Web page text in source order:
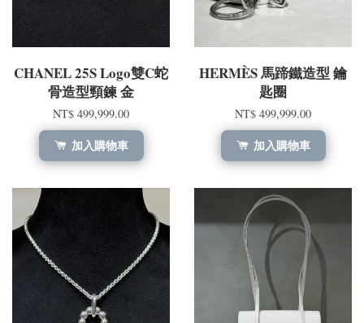
CHANEL 25S Logo雙C蛇
骨造型頸鍊 金
NT$ 499,999.00
加入購物車
HERMÈS 馬蹄鐵造型 鑰
匙圈
NT$ 499,999.00
加入購物車